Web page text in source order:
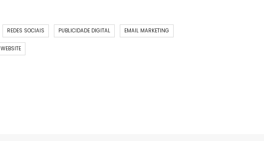
REDES SOCIAIS PUBLICIDADE DIGITAL EMAIL MARKETING
WEBSITE